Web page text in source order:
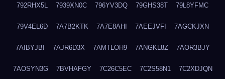
792RHX5L 7939XN0C 796YV3DQ 79GHS38T 79L8YFMC
79V4EL6D 7A7B2KTK 7A7E8AHI 7AEEJVFI 7AGCKJXN
7AIBYJBI 7AJR6D3X 7AMTLOH9 7ANGKL8Z 7AOR3BJY
7AOSYN3G 7BVHAFGY 7C26C5EC 7C2S58N1 7C2XDJQN